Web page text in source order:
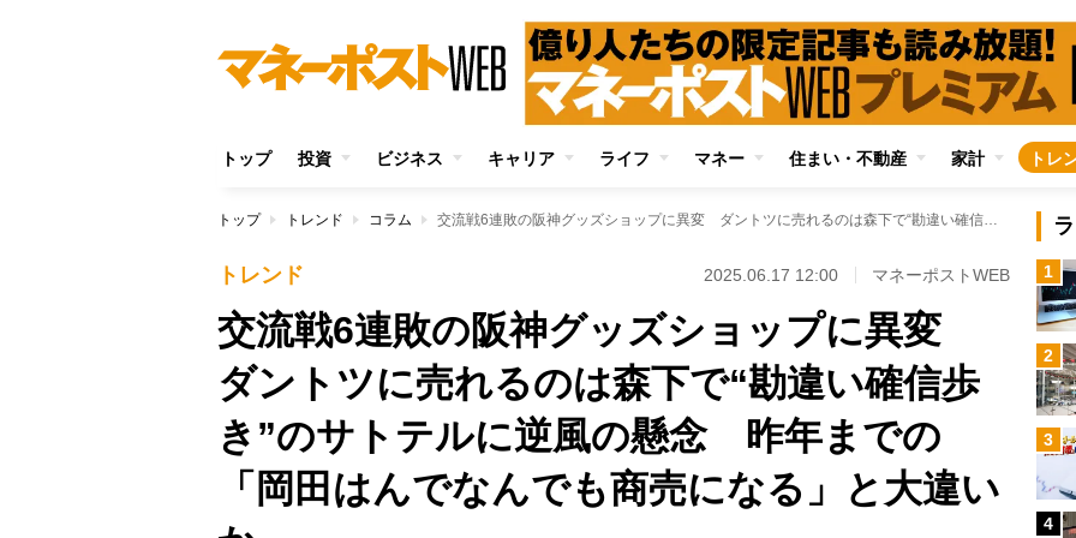
トップ 投資 ビジネス キャリア ライフ マネー 住まい・不動産 家計 トレ
トップ トレンド コラム 交流戦6連敗の阪神グッズショップに異変 ダントツに売れるのは森下で“勘違い確信歩き”のサトテルに逆風の懸念 昨年までの「岡田はんでなんでも商売になる」と大違いか
トレンド 2025.06.17 12:00 マネーポストWEB
交流戦6連敗の阪神グッズショップに異変
ダントツに売れるのは森下で“勘違い確信歩
き”のサトテルに逆風の懸念 昨年までの
「岡田はんでなんでも商売になる」と大違い
1
2
3
4